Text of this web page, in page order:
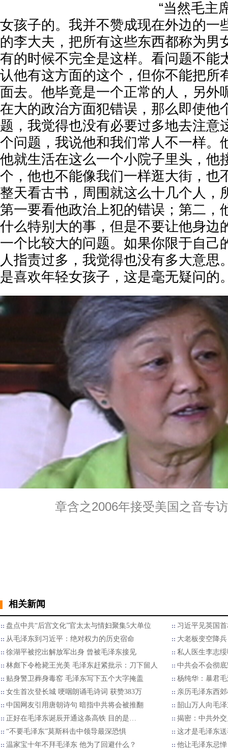
“当然毛主
女孩子的。我并不赞成现在外边的一
的李大夫，把所有这些东西都称为男
有的时候不完全是这样。看问题不能
认他有这方面的这个，但你不能把所
面去。他毕竟是一个正常的人，另外
在大的政治方面犯错误，那么即使他
题，我觉得也没有必要过多地去注意
个问题，我说他和我们常人不一样。
他就生活在这么一个小院子里头，他
个，他也不能像我们一样逛大街，也
整天看古书，周围就这么十几个人，
第一要看他政治上犯的错误；第二，
什么特别大的事，但是不要让他身边
一个比较大的问题。如果你限于自己
人指责过多，我觉得也没有多大意思
是喜欢年轻女孩子，这是毫无疑问的
章含之2006年接受美国之音专
相关新闻
盘点中共“后宫文化”官太太与情妇聚集5大单位
习近平见英国
从毛泽东到习近平：绝对权力的历史宿命
大老板变空降
徐湖平被挖出解放军出身 曾被毛泽东接见
私人医生李志
林彪下令枪毙王光美 毛泽东赶紧批示：刀下留人
中共会不会彻
贴身警卫葬身毒窑 毛泽东写下五个大字掩盖
杨纯华：暴君
女生首次登长城 哽咽朗诵毛诗词 获赞383万
亲历毛泽东西
中国网友引用唐朝诗句 暗指中共将会被推翻
韶山万人向毛
正好在毛泽东诞辰开通这条高铁 目的是…
揭密：中共外
“不要毛泽东”莫斯科击中领导最深恐惧
这才是毛泽东
温家宝十年不拜毛泽东 他为了回避什么？
他让毛泽东忌